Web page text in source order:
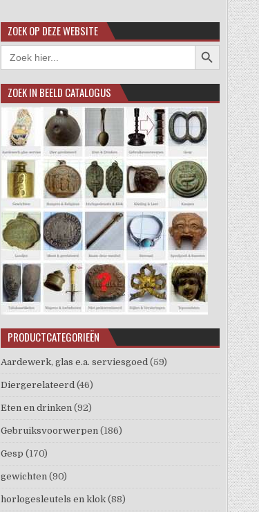
ZOEK OP DEZE WEBSITE
Zoek
naar:
Zoekknop
ZOEK IN BEELD CATALOGUS
PRODUCTCATEGORIEËN
Aardewerk, glas e.a. serviesgoed (59)
Diergerelateerd (46)
Eten en drinken (92)
Gebruiksvoorwerpen (186)
Gesp (170)
gewichten (90)
horlogesleutels en klok (88)